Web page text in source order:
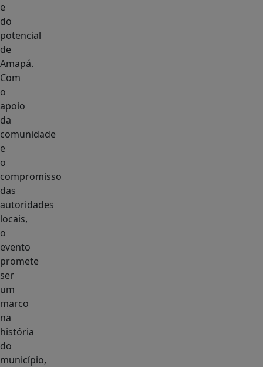
e
do
potencial
de
Amapá.
Com
o
apoio
da
comunidade
e
o
compromisso
das
autoridades
locais,
o
evento
promete
ser
um
marco
na
história
do
município,